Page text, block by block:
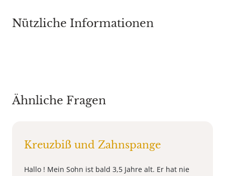
Nützliche Informationen
Ähnliche Fragen
Kreuzbiß und Zahnspange
Hallo ! Mein Sohn ist bald 3,5 Jahre alt. Er hat nie